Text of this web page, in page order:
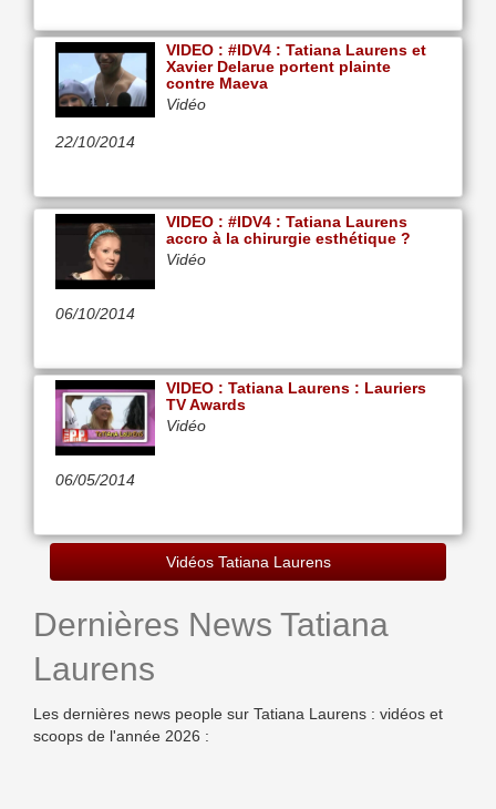
22/10/2014
VIDEO : #IDV4 : Tatiana Laurens et
Xavier Delarue portent plainte
contre Maeva
Vidéo
06/10/2014
VIDEO : #IDV4 : Tatiana Laurens
accro à la chirurgie esthétique ?
Vidéo
06/05/2014
VIDEO : Tatiana Laurens : Lauriers
TV Awards
Vidéo
Vidéos Tatiana Laurens
Dernières News Tatiana
Laurens
Les dernières news people sur Tatiana Laurens : vidéos et
scoops de l'année 2026 :